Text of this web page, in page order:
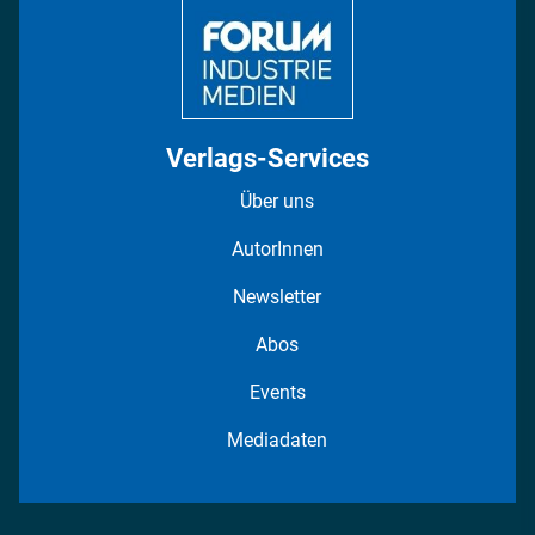
Verlags-Services
Über uns
AutorInnen
Newsletter
Abos
Events
Mediadaten